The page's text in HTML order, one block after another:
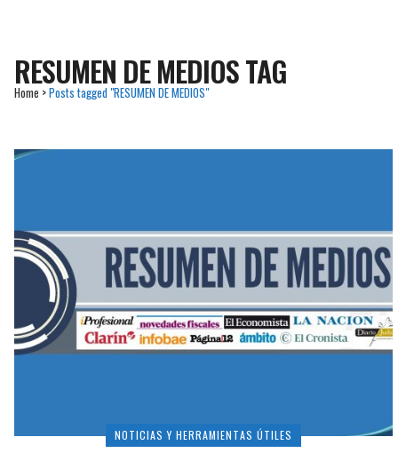
RESUMEN DE MEDIOS TAG
Home >Posts tagged "RESUMEN DE MEDIOS"
NOTICIAS Y HERRAMIENTAS ÚTILES